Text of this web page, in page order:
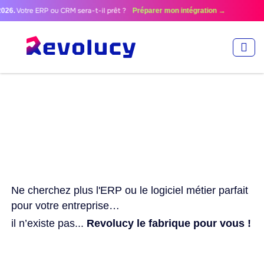
ERP ou CRM sera-t-il prêt ? Préparer mon intégration →
Ne cherchez plus l'ERP ou le logiciel métier parfait
pour votre entreprise…
il n’existe pas... Revolucy le fabrique pour vous !